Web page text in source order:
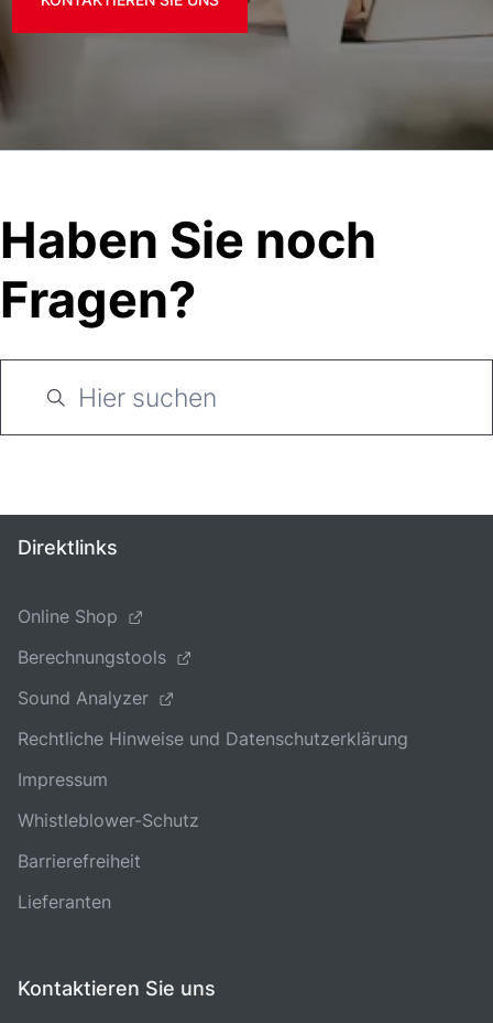
Haben Sie noch
Fragen?
Direktlinks
Online Shop
Berechnungstools
Sound Analyzer
Rechtliche Hinweise und Datenschutzerklärung
Impressum
Whistleblower-Schutz
Barrierefreiheit
Lieferanten
Kontaktieren Sie uns